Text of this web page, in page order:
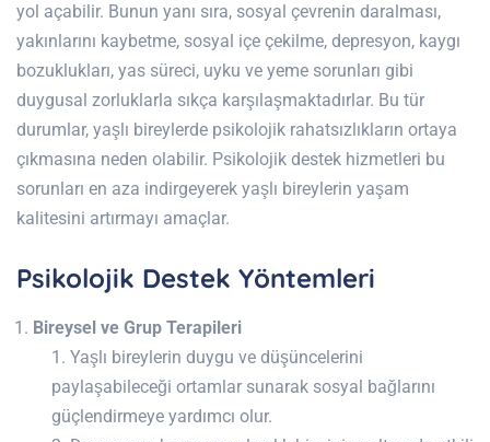
yol açabilir. Bunun yanı sıra, sosyal çevrenin daralması,
yakınlarını kaybetme, sosyal içe çekilme, depresyon, kaygı
bozuklukları, yas süreci, uyku ve yeme sorunları gibi
duygusal zorluklarla sıkça karşılaşmaktadırlar. Bu tür
durumlar, yaşlı bireylerde psikolojik rahatsızlıkların ortaya
çıkmasına neden olabilir. Psikolojik destek hizmetleri bu
sorunları en aza indirgeyerek yaşlı bireylerin yaşam
kalitesini artırmayı amaçlar.
Psikolojik Destek Yöntemleri
Bireysel ve Grup Terapileri
Yaşlı bireylerin duygu ve düşüncelerini
paylaşabileceği ortamlar sunarak sosyal bağlarını
güçlendirmeye yardımcı olur.